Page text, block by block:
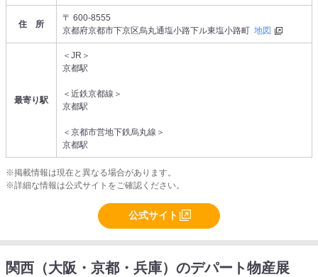
住 所
〒 600-8555
京都府京都市下京区烏丸通塩小路下ル東塩小路町 地図
最寄り駅
＜JR＞
京都駅
＜近鉄京都線＞
京都駅
＜京都市営地下鉄烏丸線＞
京都駅
※掲載情報は現在と異なる場合があります。
※詳細な情報は公式サイトをご確認ください。
公式サイト
関西（大阪・京都・兵庫）のデパート物産展